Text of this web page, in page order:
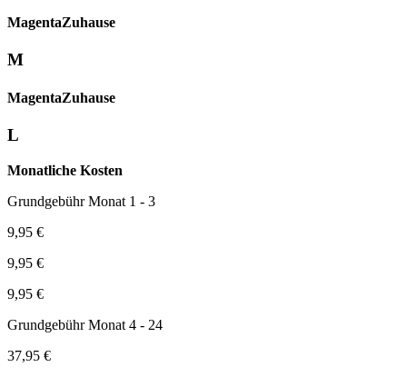
Magenta­Zuhause
M
Magenta­Zuhause
L
Monatliche Kosten
Grundgebühr Monat 1 - 3
9,95 €
9,95 €
9,95 €
Grundgebühr Monat 4 - 24
37,95 €